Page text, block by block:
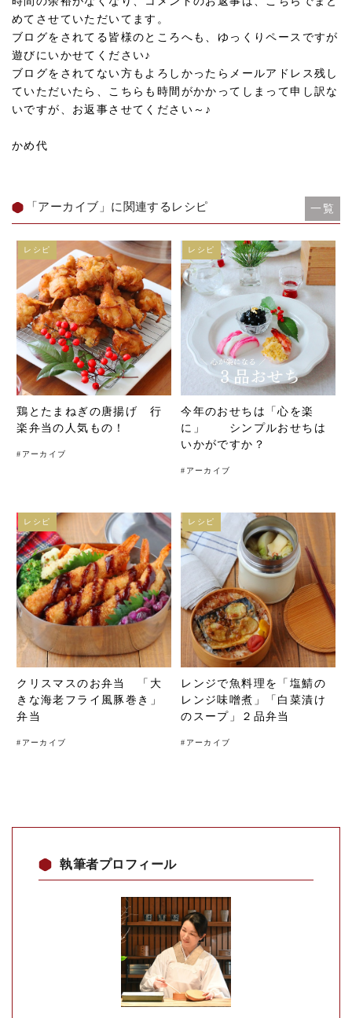
めてさせていただいてます。
ブログをされてる皆様のところへも、ゆっくりペースですが
遊びにいかせてください♪
ブログをされてない方もよろしかったらメールアドレス残し
ていただいたら、こちらも時間がかかってしまって申し訳な
いですが、お返事させてください～♪
かめ代
「アーカイブ」に関連するレシピ 一覧
鶏とたまねぎの唐揚げ 行
楽弁当の人気もの！
# アーカイブ
レシピ
今年のおせちは「心を楽
に」 シンプルおせちは
いかがですか？
# アーカイブ
レシピ
クリスマスのお弁当 「大
きな海老フライ風豚巻き」
弁当
# アーカイブ
レシピ
レンジで魚料理を「塩鯖の
レンジ味噌煮」「白菜漬け
のスープ」２品弁当
# アーカイブ
レシピ
執筆者プロフィール